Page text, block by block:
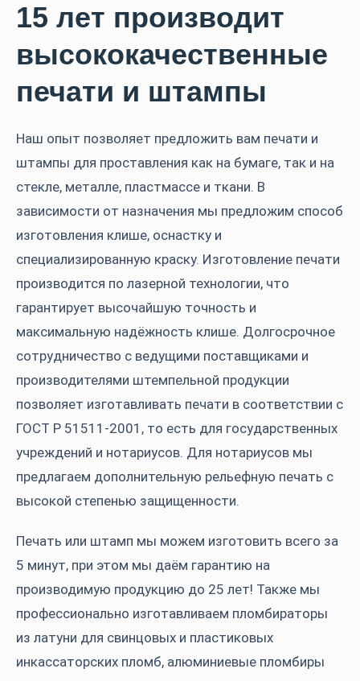
15 лет производит
высоко­качественные
печати и штампы
Наш опыт позволяет предложить вам печати и
штампы для проставления как на бумаге, так и на
стекле, металле, пластмассе и ткани. В
зависимости от назначения мы предложим способ
изготовления клише, оснастку и
специализированную краску. Изготовление печати
производится по лазерной технологии, что
гарантирует высочайшую точность и
максимальную надёжность клише. Долгосрочное
сотрудничество с ведущими поставщиками и
производителями штемпельной продукции
позволяет изготавливать печати в соответствии с
ГОСТ Р 51511-2001, то есть для государственных
учреждений и нотариусов. Для нотариусов мы
предлагаем дополнительную рельефную печать с
высокой степенью защищенности.
Печать или штамп мы можем изготовить всего за
5 минут, при этом мы даём гарантию на
производимую продукцию до 25 лет! Также мы
профессионально изготавливаем пломбираторы
из латуни для свинцовых и пластиковых
инкассаторских пломб, алюминиевые пломбиры